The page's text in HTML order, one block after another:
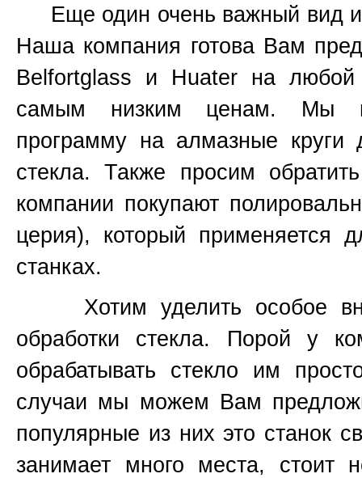
Еще один очень важный вид
Наша компания готова Вам
Belfortglass и Huater на
самым низким ценам. Мы
программу на алмазные круги
стекла. Также просим
компании покупают
церия), который применяется
станках.
Хотим уделить особое
обработки стекла. Порой у
обрабатывать стекло им
случаи мы можем Вам
популярные из них это станок
занимает много места, стоит